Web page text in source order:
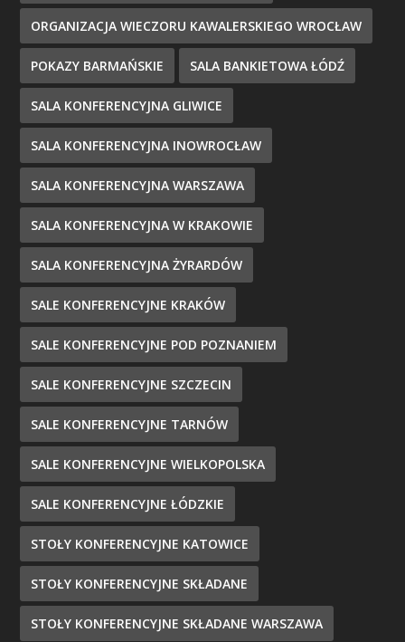
ORGANIZACJA WIECZORU KAWALERSKIEGO WROCŁAW
POKAZY BARMAŃSKIE SALA BANKIETOWA ŁÓDŹ
SALA KONFERENCYJNA GLIWICE
SALA KONFERENCYJNA INOWROCŁAW
SALA KONFERENCYJNA WARSZAWA
SALA KONFERENCYJNA W KRAKOWIE
SALA KONFERENCYJNA ŻYRARDÓW
SALE KONFERENCYJNE KRAKÓW
SALE KONFERENCYJNE POD POZNANIEM
SALE KONFERENCYJNE SZCZECIN
SALE KONFERENCYJNE TARNÓW
SALE KONFERENCYJNE WIELKOPOLSKA
SALE KONFERENCYJNE ŁÓDZKIE
STOŁY KONFERENCYJNE KATOWICE
STOŁY KONFERENCYJNE SKŁADANE
STOŁY KONFERENCYJNE SKŁADANE WARSZAWA